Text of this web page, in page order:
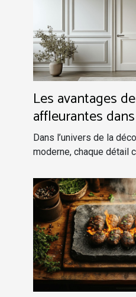
Les avantages
affleurantes
intérieure
Dans l’univers de la
moderne, chaque détail